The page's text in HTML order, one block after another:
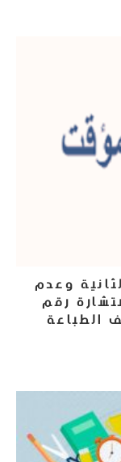
وعدم
رقم
الطباعة